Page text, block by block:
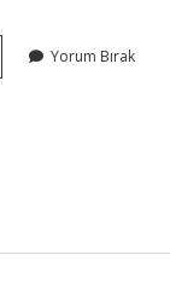
Yorum Bırak